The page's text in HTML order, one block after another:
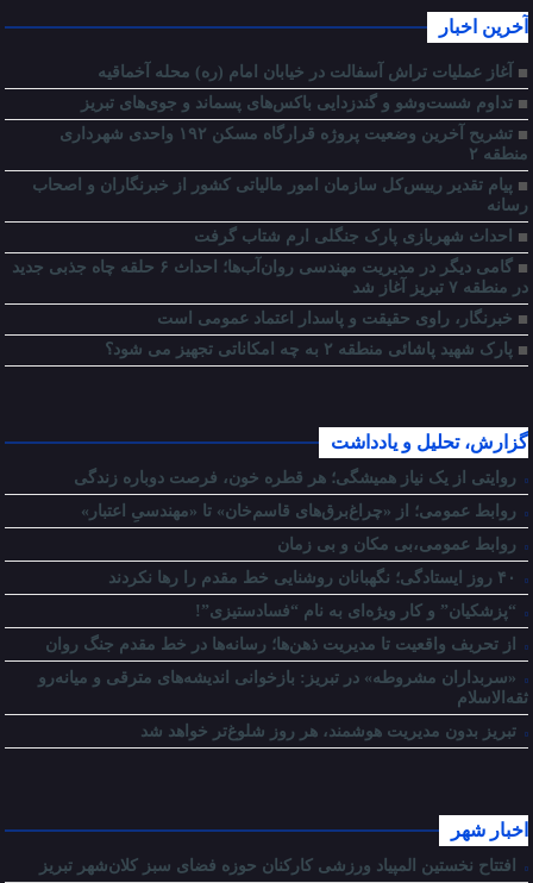
آخرین اخبار
آغاز عملیات تراش آسفالت در خیابان امام (ره) محله آخماقیه
تداوم شست‌وشو و گندزدایی باکس‌های پسماند و جوی‌های تبریز
تشریح آخرین وضعیت پروژه قرارگاه مسکن ۱۹۲ واحدی شهرداری
منطقه ۲
پیام تقدیر رییس‌کل سازمان امور مالیاتی کشور از خبرنگاران و اصحاب
رسانه
احداث شهربازی پارک جنگلی ارم شتاب گرفت
گامی دیگر در مدیریت مهندسی روان‌آب‌ها؛ احداث ۶ حلقه چاه جذبی جدید
در منطقه ۷ تبریز آغاز شد
خبرنگار، راوی حقیقت و پاسدار اعتماد عمومی است
پارک شهید پاشائی منطقه ۲ به چه امکاناتی تجهیز می شود؟
گزارش، تحلیل و یادداشت
روایتی از یک نیاز همیشگی؛ هر قطره خون، فرصت دوباره زندگی
روابط عمومی؛ از «چراغ‌برق‌های قاسم‌خان» تا «مهندسیِ اعتبار»
روابط عمومی،بی مکان و بی زمان
“پزشکیان” و کار ویژه‌ای به نام “فسادستیزی”!
از تحریف واقعیت تا مدیریت ذهن‌ها؛ رسانه‌ها در خط مقدم جنگ روان
«سربداران مشروطه» در تبریز: بازخوانی اندیشه‌های مترقی و میانه‌رو
ثقه‌الاسلام
تبریز بدون مدیریت هوشمند، هر روز شلوغ‌تر خواهد شد
اخبار شهر
افتتاح نخستین المپیاد ورزشی کارکنان حوزه فضای سبز کلان‌شهر تبریز